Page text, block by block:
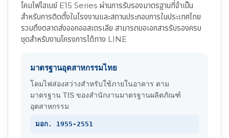
โคมไฟไฮเบย์ E15 Series ผ่านการรับรองมาตรฐานที่จำเป็น
สำหรับการติดตั้งในโรงงานและสถานประกอบการในประเทศไทย
รวมถึงตลาดส่งออกออสเตรเลีย สามารถขอเอกสารรับรองครบ
ชุดสำหรับงานโครงการได้ทาง LINE
มาตรฐานอุตสาหกรรมไทย
โคมไฟส่องสว่างสำหรับใช้ภายในอาคาร ตาม
มาตรฐาน TIS ของสำนักงานมาตรฐานผลิตภัณฑ์
อุตสาหกรรม
มอก. 1955-2551